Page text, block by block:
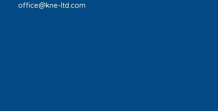
office@kne-ltd.com